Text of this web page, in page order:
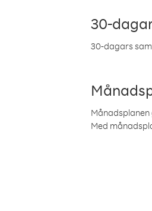
30-
30-dagars
Med